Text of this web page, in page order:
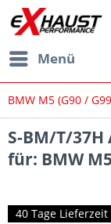
Menü
BMW M5 (G90 /
S-BM/T/
für: BMW
40 Tage Lieferzeit